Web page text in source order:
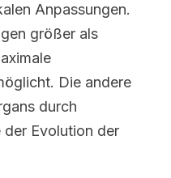
Anpassungen.
größer als
Die andere
durch
Evolution der